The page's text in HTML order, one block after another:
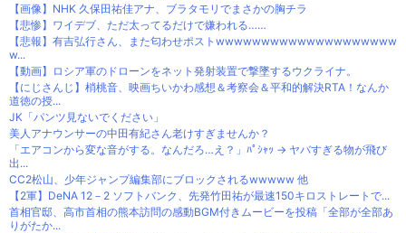
【画像】NHK 久保田祐佳アナ、ブラタモリでまさかの胸チラ
【悲惨】ワイデブ、ただ太ってるだけで嫌われる……
【悲報】有吉弘行さん、また匂わせポストwwwwwwwwwwwwwwwwwwww
w...
【動画】ロシア軍のドローンをネット発射装置で撃墜するウクライナ。
【にじさんじ】梢桃音、映画ちいかわ感想＆考察会＆平和的解決RTA！なんか
道徳の授...
JK「パンツ見ないでください」
美人アナウンサーの中田有紀さん老けすぎませんか？
「エアコンから変な音がする。なんだろ…え？」ﾊﾟｼｬｯ → ヤバすぎる物が飛び
出...
CC2松山、少年ジャンプ編集部にブロックされるwwwww 他
【2軍】DeNA 12－2 ソフトバンク、先発竹田祐が最速150キロストレートで...
首相官邸、高市首相の熊本訪問の感動BGM付きムービーを投稿「全部が全部あ
りがたか...